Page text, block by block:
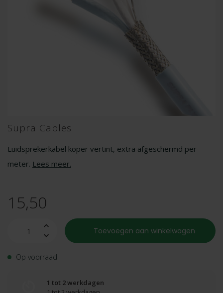
Supra Cables
Luidsprekerkabel koper vertint, extra afgeschermd per
meter. Lees meer.
15,50
Toevoegen aan winkelwagen
Op voorraad
1 tot 2 werkdagen